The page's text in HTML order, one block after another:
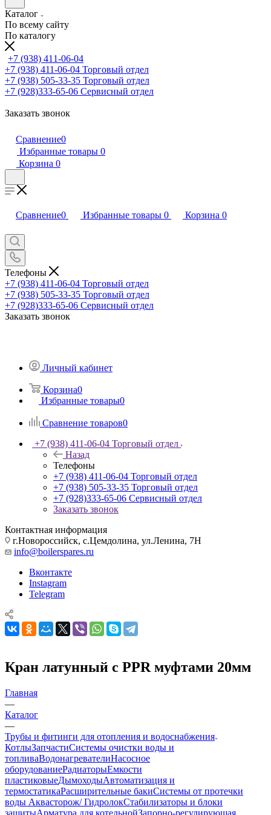
Каталог
По всему сайту
По каталогу
+7 (938) 411-06-04
+7 (938) 411-06-04 Торговый отдел
+7 (938) 505-33-35 Торговый отдел
+7 (928)333-65-06 Сервисный отдел
Заказать звонок
Сравнение0
Избранные товары 0
Корзина 0
Сравнение0 Избранные товары 0 Корзина 0
Телефоны
+7 (938) 411-06-04 Торговый отдел
+7 (938) 505-33-35 Торговый отдел
+7 (928)333-65-06 Сервисный отдел
Заказать звонок
Личный кабинет
Корзина0
Избранные товары0
Сравнение товаров0
+7 (938) 411-06-04 Торговый отдел
Назад
Телефоны
+7 (938) 411-06-04 Торговый отдел
+7 (938) 505-33-35 Торговый отдел
+7 (928)333-65-06 Сервисный отдел
Заказать звонок
Контактная информация
г.Новороссийск, с.Цемдолина, ул.Ленина, 7Н
info@boilerspares.ru
Вконтакте
Instagram
Telegram
Кран латунный с РРR муфтами 20мм
Главная
—
Каталог
—
Трубы и фитинги для отопления и водоснабжения
КотлыЗапчастиСистемы очистки воды и
топливаВодонагревателиНасосное
оборудованиеРадиаторыЕмкости
пластиковыеДымоходыАвтоматизация и
термостатикаРасширительные бакиСистемы от протечки
воды Аквасторож/ ГидролокСтабилизаторы и блоки
защитыАрматура для котельнойЗапорно-регулирующая,